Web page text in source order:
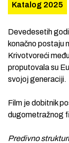
Katalog 2025
Devedesetih
konačno postaju
Krivotvoreći
proputovala su
svojoj generaciji.
Film je dobitnik
dugometražnog
Predivno